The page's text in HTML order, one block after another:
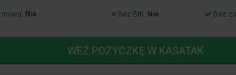
Nie Bez BIK: Nie Bez
WEŹ POŻYCZKĘ W KASATAK